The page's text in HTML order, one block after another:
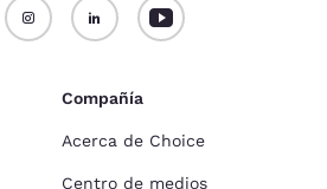
Compañía
Acerca de Choice
Centro de medios